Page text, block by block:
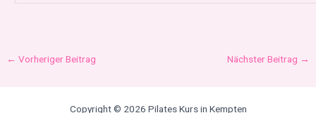
← Vorheriger Beitrag Nächster Beitrag →
Copyright © 2026 Pilates Kurs in Kempten